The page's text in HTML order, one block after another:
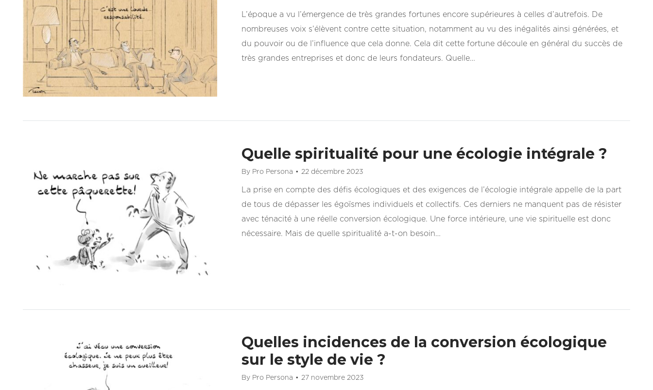
L’époque a vu l’émergence de très grandes fortunes encore supérieures à celles d’autrefois. De
nombreuses voix s’élèvent contre cette situation, notamment au vu des inégalités ainsi générées, et
du pouvoir ou de l’influence que cela donne. Cela dit cette fortune découle en général du succès de
très grandes entreprises et donc de leurs fondateurs. Quelle…
Quelle spiritualité pour une écologie intégrale ?
By Pro Persona 22 décembre 2023
La prise en compte des défis écologiques et des exigences de l’écologie intégrale appelle de la part
de tous de dépasser les égoïsmes individuels et collectifs. Ces derniers ne manquent pas de résister
avec ténacité à une réelle conversion écologique. Une force intérieure, une vie spirituelle est donc
nécessaire. Mais de quelle spiritualité a-t-on besoin…
Quelles incidences de la conversion écologique
sur le style de vie ?
By Pro Persona 27 novembre 2023